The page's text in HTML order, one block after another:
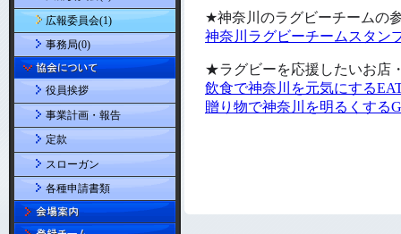
広報委員会(1)
事務局(0)
役員挨拶
事業計画・報告
定款
スローガン
各種申請書類